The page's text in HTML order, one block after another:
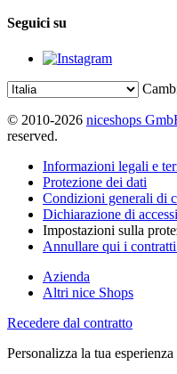
Seguici su
© 2010-2026 niceshops
reserved.
Informazioni legali e
Protezione dei dati
Condizioni generali di
Dichiarazione di
Impostazioni sulla
Annullare qui i
Azienda
Altri nice Shops
Recedere dal contratto
Personalizza la tua